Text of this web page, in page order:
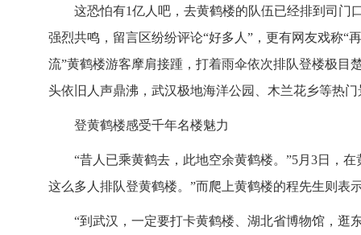
这恐怕有1亿人吧，去黄鹤楼的队伍已经排到司门
强烈共鸣，留言区纷纷评论“好多人”，更有网友戏称“
流”黄鹤楼游客摩肩接踵，打着雨伞依次排队登楼极
头依旧人声鼎沸，武汉极地海洋公园、木兰花乡等热
登黄鹤楼感受千年名楼魅力
“昔人已乘黄鹤去，此地空余黄鹤楼。”5月3日，
这么多人排队登黄鹤楼。”而爬上黄鹤楼的程先生则表
“到武汉，一定要打卡黄鹤楼、湖北省博物馆，逛